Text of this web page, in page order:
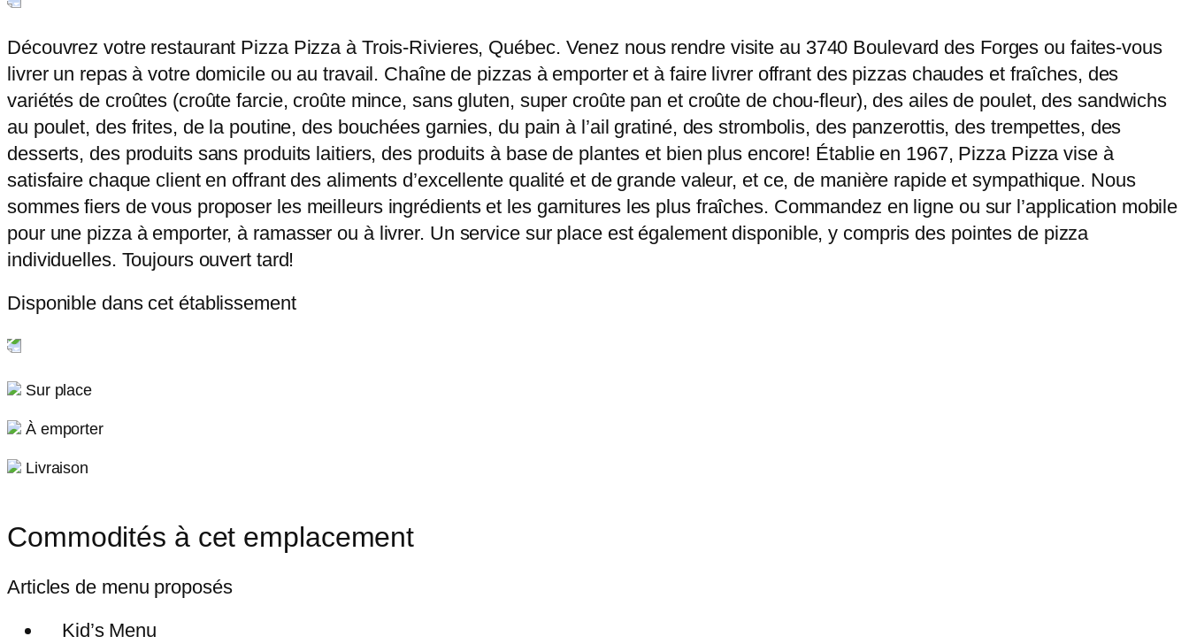
Découvrez votre restaurant Pizza Pizza à Trois-Rivieres, Québec. Venez nous rendre visite au 3740 Boulevard des Forges ou faites-vous
livrer un repas à votre domicile ou au travail. Chaîne de pizzas à emporter et à faire livrer offrant des pizzas chaudes et fraîches, des
variétés de croûtes (croûte farcie, croûte mince, sans gluten, super croûte pan et croûte de chou-fleur), des ailes de poulet, des sandwichs
au poulet, des frites, de la poutine, des bouchées garnies, du pain à l’ail gratiné, des strombolis, des panzerottis, des trempettes, des
desserts, des produits sans produits laitiers, des produits à base de plantes et bien plus encore! Établie en 1967, Pizza Pizza vise à
satisfaire chaque client en offrant des aliments d’excellente qualité et de grande valeur, et ce, de manière rapide et sympathique. Nous
sommes fiers de vous proposer les meilleurs ingrédients et les garnitures les plus fraîches. Commandez en ligne ou sur l’application mobile
pour une pizza à emporter, à ramasser ou à livrer. Un service sur place est également disponible, y compris des pointes de pizza
individuelles. Toujours ouvert tard!
Disponible dans cet établissement
Sur place
À emporter
Livraison
Commodités à cet emplacement
Articles de menu proposés
Kid’s Menu